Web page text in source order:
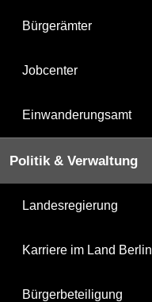
Bürgerämter
Jobcenter
Einwanderungsamt
Politik & Verwaltung
Landesregierung
Karriere im Land Berlin
Bürgerbeteiligung